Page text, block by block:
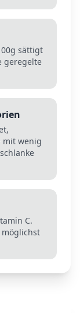
sättigt
geregelte
mit wenig
C.
möglichst